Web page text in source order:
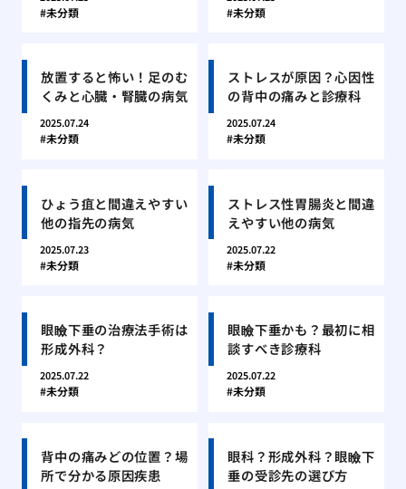
未分類 未分類
放置すると怖い！足のむ
くみと心臓・腎臓の病気
2025.07.24
未分類
ストレスが原因？心因性
の背中の痛みと診療科
2025.07.24
未分類
ひょう疽と間違えやすい
他の指先の病気
2025.07.23
未分類
ストレス性胃腸炎と間違
えやすい他の病気
2025.07.22
未分類
眼瞼下垂の治療法手術は
形成外科？
2025.07.22
未分類
眼瞼下垂かも？最初に相
談すべき診療科
2025.07.22
未分類
背中の痛みどの位置？場
所で分かる原因疾患
眼科？形成外科？眼瞼下
垂の受診先の選び方